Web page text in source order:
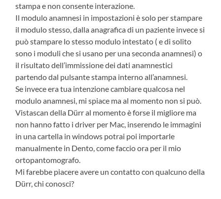
stampa e non consente interazione.
Il modulo anamnesi in impostazioni è solo per stampare
il modulo stesso, dalla anagrafica di un paziente invece si
può stampare lo stesso modulo intestato ( e di solito
sono i moduli che si usano per una seconda anamnesi) o
il risultato dell’immissione dei dati anamnestici
partendo dal pulsante stampa interno all’anamnesi.
Se invece era tua intenzione cambiare qualcosa nel
modulo anamnesi, mi spiace ma al momento non si può.
Vistascan della Dürr al momento è forse il migliore ma
non hanno fatto i driver per Mac, inserendo le immagini
in una cartella in windows potrai poi importarle
manualmente in Dento, come faccio ora per il mio
ortopantomografo.
Mi farebbe piacere avere un contatto con qualcuno della
Dürr, chi conosci?